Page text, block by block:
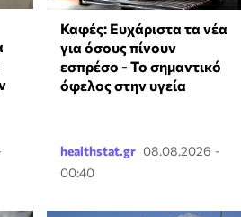
Καφές: Ευχάριστα τα νέα
για όσους πίνουν
εσπρέσο - Το σημαντικό
όφελος στην υγεία
healthstat.gr 08.08.2026 -
00:40